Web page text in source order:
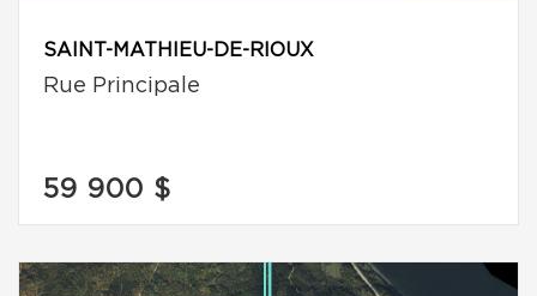
SAINT-MATHIEU-DE-RIOUX
Rue Principale
59 900 $